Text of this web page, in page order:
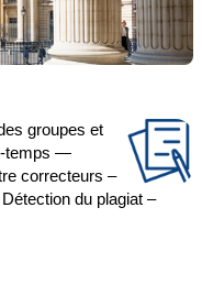
groupes et
temps —
correcteurs –
du plagiat –